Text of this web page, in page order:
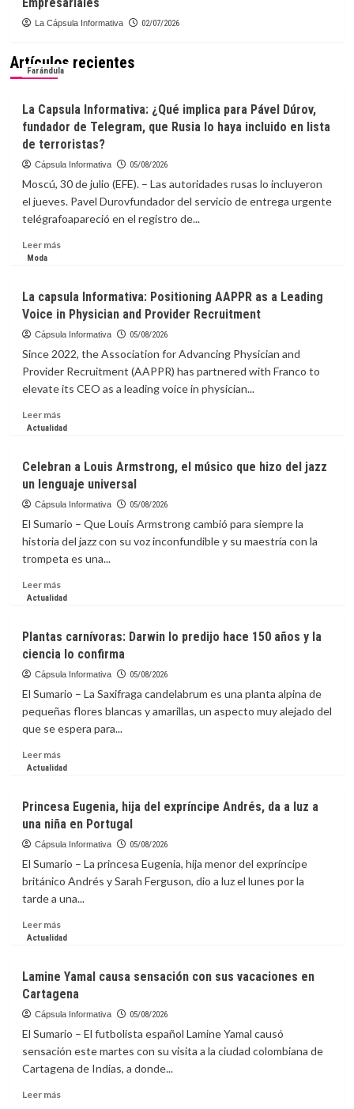
La Cápsula Informativa 02/07/2026
Artículos recientes
Farándula
La Capsula Informativa: ¿Qué implica para Pável Dúrov,
fundador de Telegram, que Rusia lo haya incluido en lista
de terroristas?
Cápsula Informativa 05/08/2026
Moscú, 30 de julio (EFE). – Las autoridades rusas lo incluyeron
el jueves. Pavel Durovfundador del servicio de entrega urgente
telégrafoapareció en el registro de...
Leer másLeer
Capsula
Informativa:
¿Qué
para
Pável
Dúrov,
de
Rusia
lo
en
lista
de
Moda
La capsula Informativa: Positioning AAPPR as a Leading
Voice in Physician and Provider Recruitment
Cápsula Informativa 05/08/2026
Since 2022, the Association for Advancing Physician and
Provider Recruitment (AAPPR) has partnered with Franco to
elevate its CEO as a leading voice in physician...
Leer másLeer
más
capsula
Informativa:
Positioning
as
a
Leading
in
Provider
Recruitment
Actualidad
Celebran a Louis Armstrong, el músico que hizo del jazz
un lenguaje universal
Cápsula Informativa 05/08/2026
El Sumario – Que Louis Armstrong cambió para siempre la
historia del jazz con su voz inconfundible y su maestría con la
trompeta es una...
Leer másLeer
más
a
Louis
Armstrong,
músico
que
hizo
jazz
universal
Actualidad
Plantas carnívoras: Darwin lo predijo hace 150 años y la
ciencia lo confirma
Cápsula Informativa 05/08/2026
El Sumario – La Saxifraga candelabrum es una planta alpina de
pequeñas flores blancas y amarillas, un aspecto muy alejado del
que se espera para...
Leer másLeer
más
carnívoras:
Darwin
lo
hace
150
años
la
confirma
Actualidad
Princesa Eugenia, hija del expríncipe Andrés, da a luz a
una niña en Portugal
Cápsula Informativa 05/08/2026
El Sumario – La princesa Eugenia, hija menor del expríncipe
británico Andrés y Sarah Ferguson, dio a luz el lunes por la
tarde a una...
Leer másLeer
más
Eugenia,
hija
del
Andrés,
da
a
a
Actualidad
Lamine Yamal causa sensación con sus vacaciones en
Cartagena
Cápsula Informativa 05/08/2026
El Sumario – El futbolista español Lamine Yamal causó
sensación este martes con su visita a la ciudad colombiana de
Cartagena de Indias, a donde...
Leer másLeer